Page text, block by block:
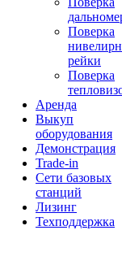
Поверка
рейки
Поверка
Аренда
Выкуп
оборудования
Демонстрация
Trade-in
Сети базовых
станций
Лизинг
Техподдержка